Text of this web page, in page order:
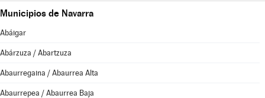
Municipios de Navarra
Abáigar
Abárzuza / Abartzuza
Abaurregaina / Abaurrea Alta
Abaurrepea / Abaurrea Baja